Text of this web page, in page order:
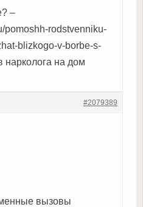
–
pomoshh-rodstvenniku-
blizkogo-v-borbe-s-
нарколога на дом
#2079389
вызовы